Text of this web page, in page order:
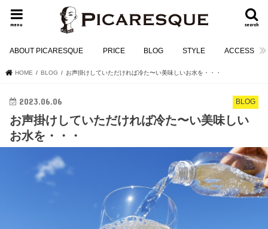
search
menu
ABOUT PICARESQUE PRICE BLOG STYLE ACCESS
HOME BLOG お声掛けしていただければ冷た〜い美味しいお水を・・・
BLOG
2023.06.06
お声掛けしていただければ冷た〜い美味しい
お水を・・・